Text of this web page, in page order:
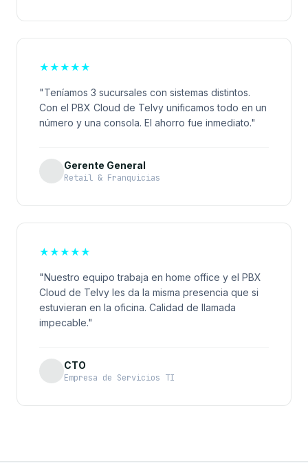
★★★★★
"Teníamos 3 sucursales con sistemas distintos.
Con el PBX Cloud de Telvy unificamos todo en un
número y una consola. El ahorro fue inmediato."
Gerente General
Retail & Franquicias
★★★★★
"Nuestro equipo trabaja en home office y el PBX
Cloud de Telvy les da la misma presencia que si
estuvieran en la oficina. Calidad de llamada
impecable."
CTO
Empresa de Servicios TI